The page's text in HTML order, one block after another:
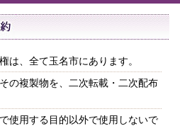
は、全て玉名市にあります。
の複製物を、二次転載・二次配布
使用する目的以外で使用しないで